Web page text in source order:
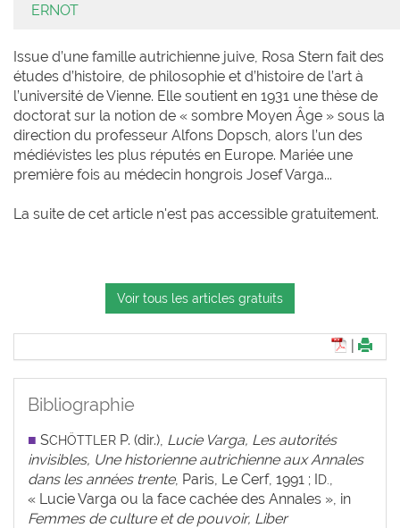
ERNOT
Issue d’une famille autrichienne juive, Rosa Stern fait des
études d’histoire, de philosophie et d’histoire de l’art à
l’université de Vienne. Elle soutient en 1931 une thèse de
doctorat sur la notion de « sombre Moyen Âge » sous la
direction du professeur Alfons Dopsch, alors l’un des
médiévistes les plus réputés en Europe. Mariée une
première fois au médecin hongrois Josef Varga...
La suite de cet article n'est pas accessible gratuitement.
Voir tous les articles gratuits
Bibliographie
■ SCHÖTTLER P. (dir.), Lucie Varga, Les autorités
invisibles, Une historienne autrichienne aux Annales
dans les années trente, Paris, Le Cerf, 1991 ; ID. ,
« Lucie Varga ou la face cachée des Annales », in
Femmes de culture et de pouvoir, Liber